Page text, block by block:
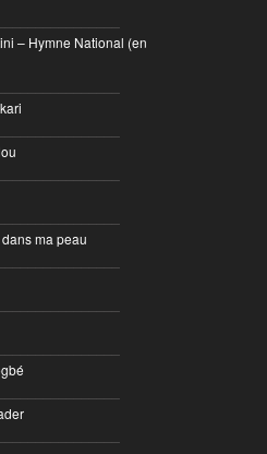
– Hymne National (en
ma peau